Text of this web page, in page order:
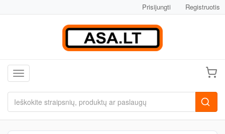
Prisijungti Registruotis
Toggle navigation